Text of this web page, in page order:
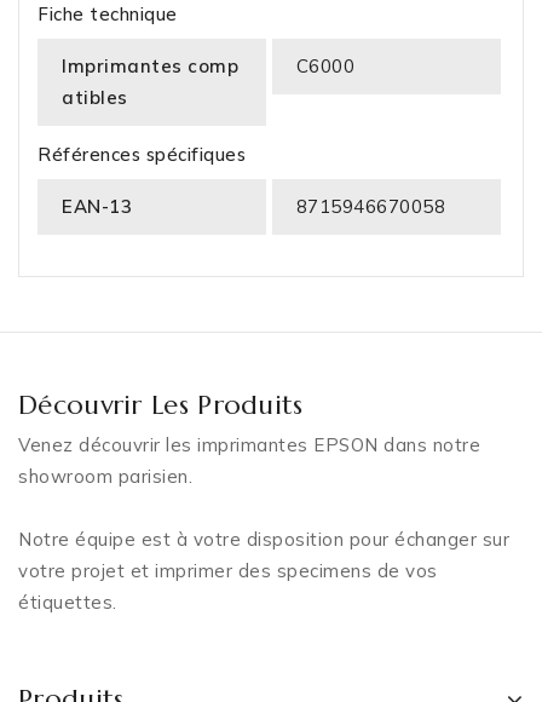
Fiche technique
Imprimantes comp
atibles
C6000
Références spécifiques
EAN-13 8715946670058
Découvrir Les Produits
Venez découvrir les imprimantes EPSON dans notre
showroom parisien.
Notre équipe est à votre disposition pour échanger sur
votre projet et imprimer des specimens de vos
étiquettes.